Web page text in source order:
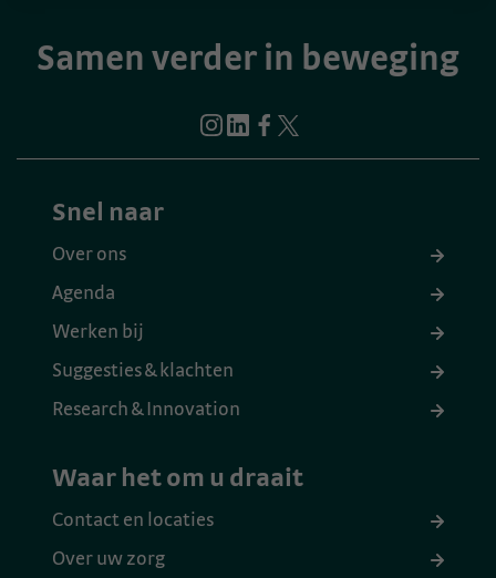
Samen verder in beweging
Snel naar
Over ons
Agenda
Werken bij
Suggesties & klachten
Research & Innovation
Waar het om u draait
Contact en locaties
Over uw zorg